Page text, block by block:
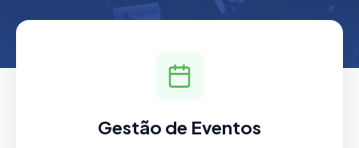
Gestão de Eventos